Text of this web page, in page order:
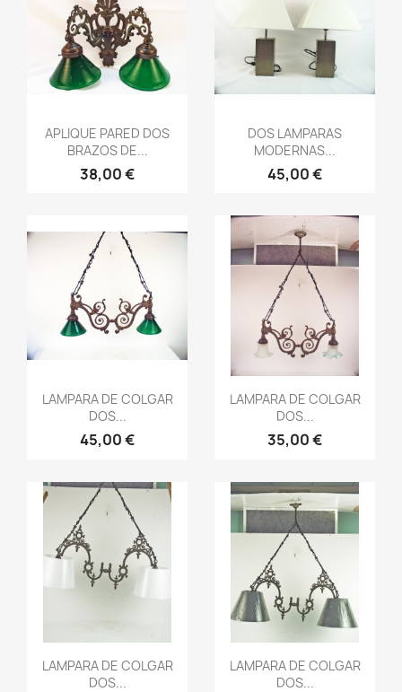
Vista rápida
APLIQUE PARED DOS
BRAZOS DE...
38,00 €
Vista rápida
DOS LAMPARAS
MODERNAS...
45,00 €
Vista rápida
LAMPARA DE COLGAR
DOS...
45,00 €
Vista rápida
LAMPARA DE COLGAR
DOS...
35,00 €
Vista rápida
LAMPARA DE COLGAR
DOS...
Vista rápida
LAMPARA DE COLGAR
DOS...